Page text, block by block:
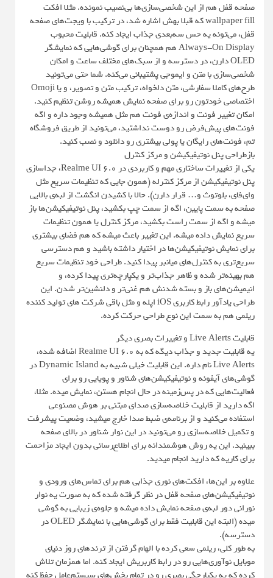
صفحه قفل هم از این شخصی‌سازی‌ها بی‌نصیب نمونده. مثلا افکت
wallpaper fill که قبلا بهش اشاره شد، در ترکیب با ویجت‌های صفحه
قفل، می‌تونه یه حس سه‌بعدی جذاب ایجاد کنه. قابلیت محبوب
Always-On Display هم همچنان برای گوشی‌هایی که نمایشگر
OLED دارن، در دسترسه و از سبک‌های مختلف ساعت و امکان
شخصی‌سازی با متن و ایموجی پشتیبانی می‌کنه. شما حتی می‌تونید
طرح‌های کاملا سفارشی، متن دلخواه، ترکیب متن و تصویر، و یا Omoji
اختصاصی خودتون رو برای صفحه نمایش همیشه روشن تنظیم کنید.
امکان تغییر فونت و اندازه‌ی فونت هم مثل همیشه وجود داره و اگه
فونت‌های پیش‌فرض رو دوست نداشتید، می‌تونید از طریق فروشگاه
تم، فونت‌های رایگان یا پولی بیشتری رو دانلود و نصب کنید.
بازطراحی پنل نوتیفیکیشن و مرکز کنترل
یکی از تغییرات ساختاری مهم و کاربردی در Realme UI 6.0، جداسازی
پنل نوتیفیکیشن از مرکز کنترله (همون جایی که تنظیمات سریع مثل
وای‌فای، بلوتوث و… قرار دارن). حالا با کشیدن انگشت از لبه‌ی بالایی
صفحه به سمت پایین، اگه از سمت چپ بکشید، پنل نوتیفیکیشن‌ها باز
میشه و اگه از سمت راست بکشید، مرکز کنترل یا همون تنظیمات
سریع نمایش داده میشه. این تغییر باعث میشه که هم فضای بیشتری
برای نمایش نوتیفیکیشن‌ها در اختیار داشته باشید و هم دسترسی
سریع‌تری به کنترل‌های میانبر پیدا کنید. طراحی خود تنظیمات سریع
هم بهینه‌تر شده و ظاهر جذاب‌تر و یکپارچه‌تری پیدا کرده، و
انیمیشن‌های باز و بسته شدنش هم غنی‌تر و دلنشین‌تر شدن. این
طراحی یادآور رابط کاربری iOS اپله و مثل باقی شرکت های تولید کننده
ریلمی هم به سمت این نوع طراحی حرکت کرده.
قابلیت Live Alerts و تغییرات بصری دیگر
یه قابلیت جدید و جذاب دیگه که به Realme UI 6.0 اضافه شده،
Live Alerts نام داره. این قابلیت خیلی شبیه به Dynamic Island در
گوشی‌های آیفونه و نوتیفیکیشن‌های شناور و پویایی رو برای
فعالیت‌هایی که در پس‌زمینه در حال انجام هستن، نمایش میده. مثلا،
اگه دارید از قابلیت خلاصه‌سازی صدای مبتنی بر هوش مصنوعی
استفاده می‌کنید و از برنامه‌ی ضبط صدا خارج میشید، وضعیت پیشرفت
و تکمیل خلاصه‌سازی رو می‌تونید در این نوار شناور در بالای صفحه
ببینید. این یه روش هوشمندانه برای اطلاع‌رسانی بدون ایجاد مزاحمت
برای کاریه که دارید انجام میدید.
علاوه بر این‌ها، افکت‌های نوری جذابی هم برای تماس‌های ورودی و
نوتیفیکیشن‌های صفحه قفل در نظر گرفته شده که به صورت یه نوار
نورانی دور لبه‌ی صفحه نمایش داده میشه و جلوه‌ی زیبایی به گوشی
میده (البته این قابلیت فقط برای گوشی‌هایی با نمایشگر OLED در
دسترسه).
به طور کلی، ریلمی سعی کرده با الهام گرفتن از ترندهای روز دنیای
موبایل نوآوری‌هایی رو در رابط کاربریش ایجاد کنه. اما همزمان تلاش